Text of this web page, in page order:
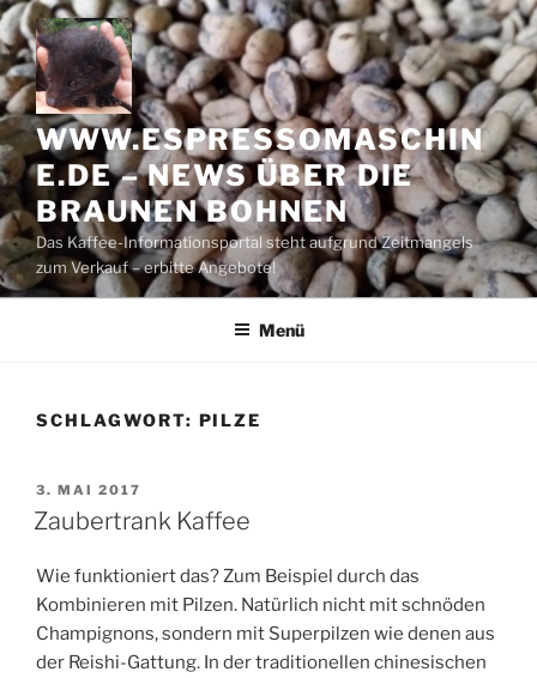
Zum
Inhalt
springen
WWW.ESPRESSOMASCHIN
E.DE – NEWS ÜBER DIE
BRAUNEN BOHNEN
Das Kaffee-Informationsportal steht aufgrund Zeitmangels
zum Verkauf – erbitte Angebote!
Menü
SCHLAGWORT: PILZE
VERÖFFENTLICHT
AM
3. MAI 2017
Zaubertrank Kaffee
Wie funktioniert das? Zum Beispiel durch das
Kombinieren mit Pilzen. Natürlich nicht mit schnöden
Champignons, sondern mit Superpilzen wie denen aus
der Reishi-Gattung. In der traditionellen chinesischen